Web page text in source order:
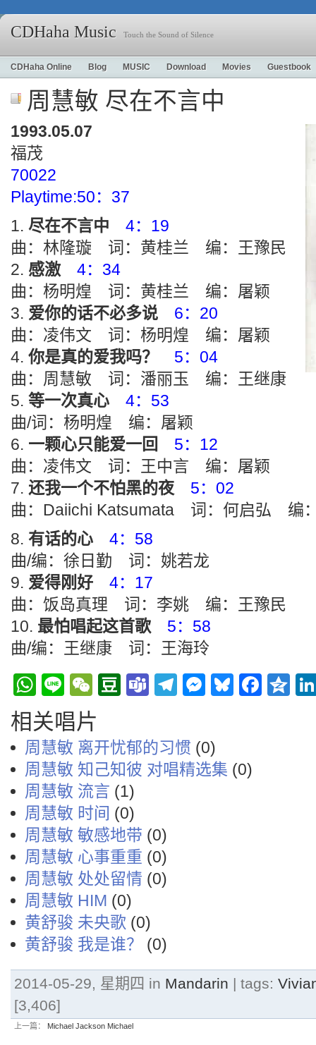
CDHaha Music Touch the Sound of Silence
CDHaha Online Blog MUSIC Download Movies Guestbook
周慧敏 尽在不言中
1993.05.07
福茂
70022
Playtime:50：37
尽在不言中
4：19
曲：林隆璇 词：黄桂兰 编：王豫民
感激
4：34
曲：杨明煌 词：黄桂兰 编：屠颖
爱你的话不必多说
6：20
曲：凌伟文 词：杨明煌 编：屠颖
你是真的爱我吗？
5：04
曲：周慧敏 词：潘丽玉 编：王继康
等一次真心
4：53
曲/词：杨明煌 编：屠颖
一颗心只能爱一回
5：12
曲：凌伟文 词：王中言 编：屠颖
还我一个不怕黑的夜
5：02
曲：Daiichi Katsumata 词：何启弘 编
有话的心
4：58
曲/编：徐日勤 词：姚若龙
爱得刚好
4：17
曲：饭岛真理 词：李姚 编：王豫民
最怕唱起这首歌
5：58
曲/编：王继康 词：王海玲
WhatsApp
LineWeChat
Douban
TeamsTelegramBluesky
相关唱片
周慧敏 离开忧郁的习惯 (0)
周慧敏 知己知彼 对唱精选集 (0)
周慧敏 流言 (1)
周慧敏 时间 (0)
周慧敏 敏感地带 (0)
周慧敏 心事重重 (0)
周慧敏 处处留情 (0)
周慧敏 HIM (0)
黄舒骏 未央歌 (0)
黄舒骏 我是谁？
(0)
2014-05-29, 星期四 in Mandarin | tags:
[3,406]
上一篇： Michael Jackson Michael